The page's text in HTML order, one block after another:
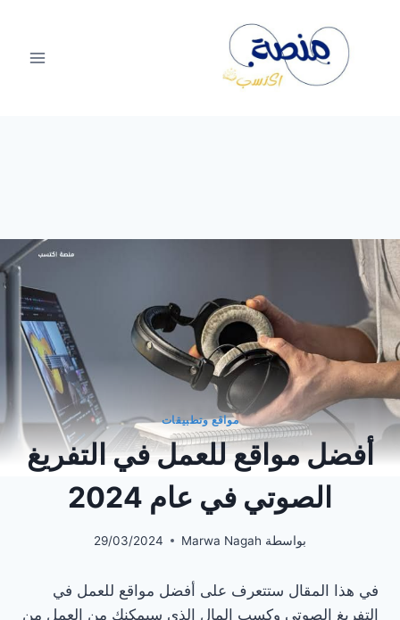
المحتوى
مواقع وتطبيقات
أفضل مواقع للعمل في التفريغ
الصوتي في عام 2024
بواسطة Marwa Nagah
29/03/2024
في هذا المقال ستتعرف على أفضل مواقع للعمل في
التفريغ الصوتي وكسب المال الذي سيمكنك من العمل من